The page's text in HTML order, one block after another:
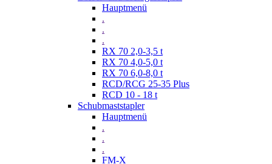
Hauptmenü
.
.
.
RX 70 2,0-3,5 t
RX 70 4,0-5,0 t
RX 70 6,0-8,0 t
RCD/RCG 25-35 Plus
RCD 10 - 18 t
Schubmaststapler
Hauptmenü
.
.
.
FM-X